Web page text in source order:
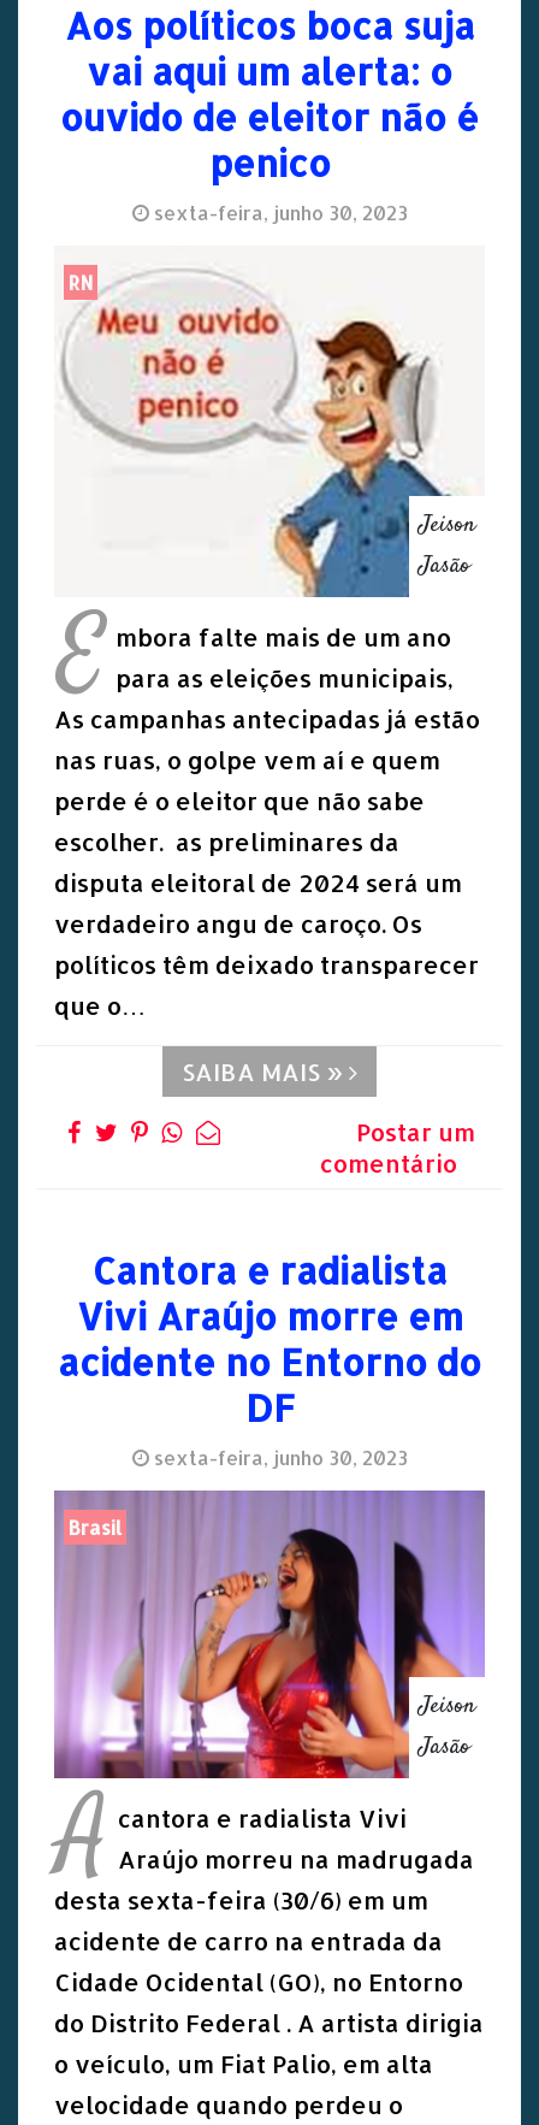
Aos políticos boca suja
vai aqui um alerta: o
ouvido de eleitor não é
penico
sexta-feira, junho 30, 2023
RN
Jeison
Jasão
E mbora falte mais de um ano
para as eleições municipais,
As campanhas antecipadas já estão
nas ruas, o golpe vem aí e quem
perde é o eleitor que não sabe
escolher. as preliminares da
disputa eleitoral de 2024 será um
verdadeiro angu de caroço. Os
políticos têm deixado transparecer
que o…
SAIBA MAIS »
Postar um
comentário
Cantora e radialista
Vivi Araújo morre em
acidente no Entorno do
DF
sexta-feira, junho 30, 2023
Brasil
Jeison
Jasão
A cantora e radialista Vivi
Araújo morreu na madrugada
desta sexta-feira (30/6) em um
acidente de carro na entrada da
Cidade Ocidental (GO), no Entorno
do Distrito Federal . A artista dirigia
o veículo, um Fiat Palio, em alta
velocidade quando perdeu o